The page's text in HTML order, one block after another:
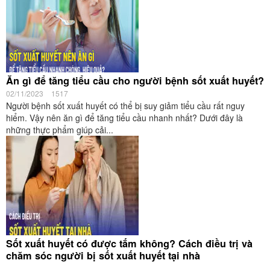
Ăn gì để tăng tiểu cầu cho người bệnh sốt xuất huyết?
02/11/2023 1517
Người bệnh sốt xuất huyết có thể bị suy giảm tiểu cầu rất nguy
hiểm. Vậy nên ăn gì để tăng tiểu cầu nhanh nhất? Dưới đây là
những thực phẩm giúp cải...
Sốt xuất huyết có được tắm không? Cách điều trị và
chăm sóc người bị sốt xuất huyết tại nhà